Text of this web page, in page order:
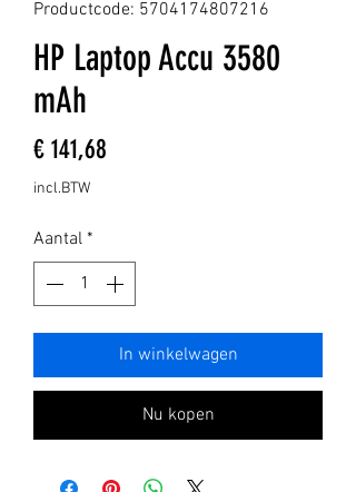
Productcode: 5704174807216
HP Laptop Accu 3580
mAh
€ 141,68
incl.BTW
Aantal *
In winkelwagen
Nu kopen